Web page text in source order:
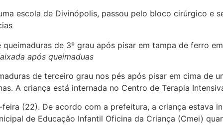
escola de Divinópolis, passou pelo bloco cirúrgico e
após queimaduas
de terceiro grau nos pés após pisar em cima de
A criança está internada no Centro de Terapia
(22). De acordo com a prefeitura, a criança estava
de Educação Infantil Oficina da Criança (Cmei)